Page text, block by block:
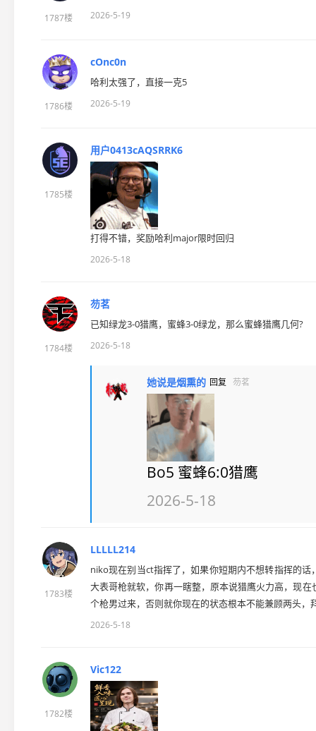
1787楼 2026-5-19
1786楼
cOnc0n
哈利太强了，直接一克5
2026-5-19
1785楼
用户0413cAQSRRK6
打得不错，奖励哈利major限时回归
2026-5-18
1784楼
芴茗
已知绿龙3-0猎鹰，蜜蜂3-0绿龙，那么蜜蜂猎鹰几何?
2026-5-18
她说是烟熏的 回复 芴茗
Bo5 蜜蜂6:0猎鹰
2026-5-18
1783楼
LLLLL214
niko现在别当ct指挥了，如果你短期内不想转指挥的
大表哥枪就软，你再一瞎整，原本说猎鹰火力高，现
个枪男过来，否则就你现在的状态根本不能兼顾两头
2026-5-18
1782楼
Vic122